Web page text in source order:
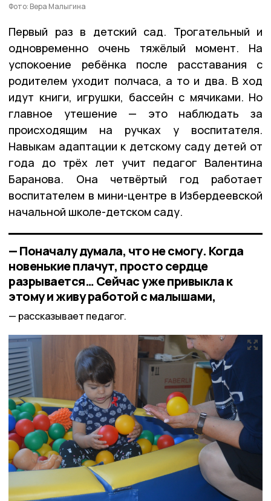
Фото: Вера Малыгина
Первый раз в детский сад. Трогательный и
одновременно очень тяжёлый момент. На
успокоение ребёнка после расставания с
родителем уходит полчаса, а то и два. В ход
идут книги, игрушки, бассейн с мячиками. Но
главное утешение — это наблюдать за
происходящим на ручках у воспитателя.
Навыкам адаптации к детскому саду детей от
года до трёх лет учит педагог Валентина
Баранова. Она четвёртый год работает
воспитателем в мини-центре в Избердеевской
начальной школе-детском саду.
— Поначалу думала, что не смогу. Когда
новенькие плачут, просто сердце
разрывается… Сейчас уже привыкла к
этому и живу работой с малышами,
рассказывает педагог.